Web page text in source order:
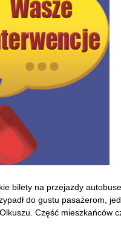
bilety na przejazdy
do gustu pasażerom,
Część mieszkańców